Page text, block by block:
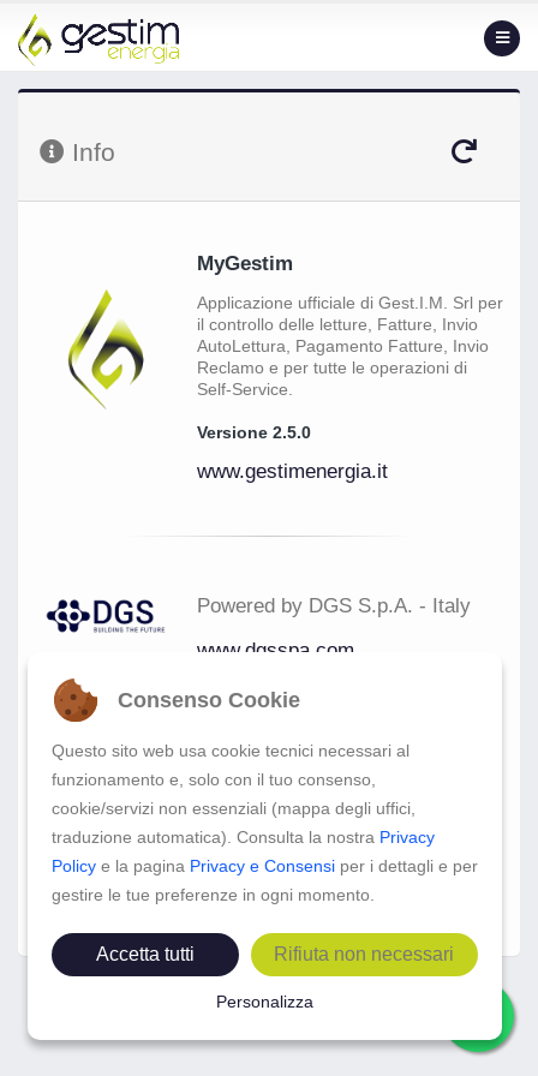
Info Aggiorna
Info
MyGestim
Applicazione ufficiale di Gest.I.M. Srl per
il controllo delle letture, Fatture, Invio
AutoLettura, Pagamento Fatture, Invio
Reclamo e per tutte le operazioni di
Self-Service.
Versione 2.5.0
www.gestimenergia.it
Powered by DGS S.p.A. - Italy
www.dgsspa.com
Consenso Cookie
Questo sito web usa cookie tecnici necessari al
funzionamento e, solo con il tuo consenso,
cookie/servizi non essenziali (mappa degli uffici,
traduzione automatica). Consulta la nostra Privacy
Policy e la pagina Privacy e Consensi per i dettagli e per
gestire le tue preferenze in ogni momento.
Accetta tutti Rifiuta non necessari
Personalizza
Rel.2.5.0 -Privacy